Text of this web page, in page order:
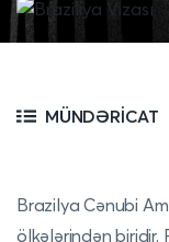
MÜNDƏRICAT
Brazilya Cənubi
ölkələrindən biridir.